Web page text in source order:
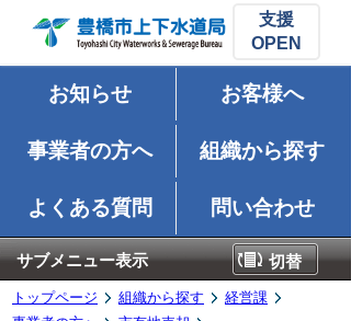
支援
お知らせ お客様へ
事業者の方へ 組織から探す
よくある質問 問い合わせ
サブメニュー表示 切替
トップページ 組織から探す
経営課